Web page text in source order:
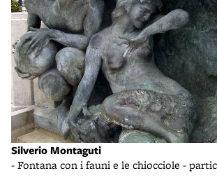
Silverio Montaguti
- Fontana con i fauni e le chiocciole -